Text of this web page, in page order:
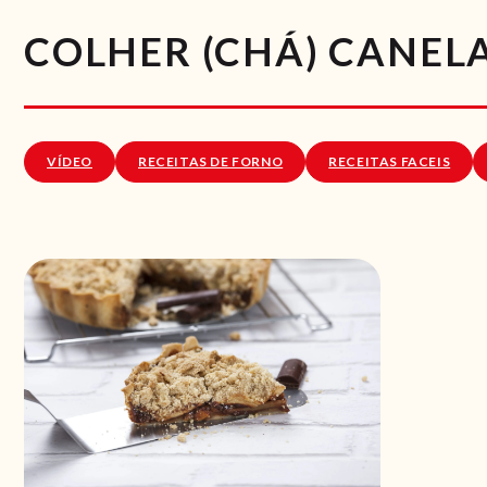
COLHER (CHÁ)
VÍDEO RECEITAS DE FORNO RECEITAS FACEIS